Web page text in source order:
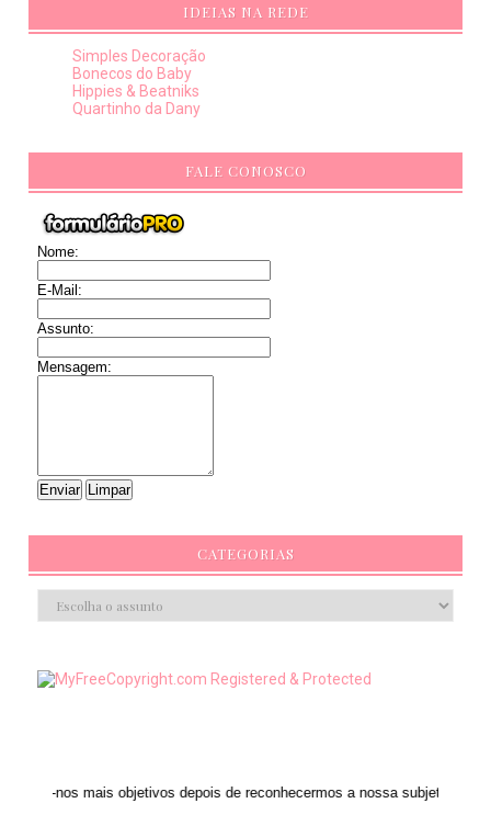
IDEIAS NA REDE
Simples Decoração
Bonecos do Baby
Hippies & Beatniks
Quartinho da Dany
FALE CONOSCO
Nome:
E-Mail:
Assunto:
Mensagem:
CATEGORIAS
objetivos depois de reconhecermos a nossa subjetividade." ANAIS NIN